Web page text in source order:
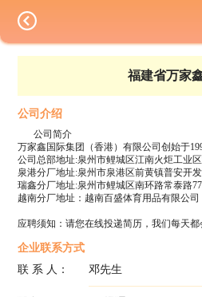
福建省万家
公司介绍
公司简介
万家鑫国际集团（香港）有限公司创始于1995年，是一家专门从事于集成品鞋及鞋底研发、生产和销售的大型鞋业制造企业。总部坐落于美丽的东亚文化之都——福建泉州。在万家鑫集团总部的带领下，公司逐渐走向规模化、智能化；旗下现有6家全资子公司：万家鑫（福建）皮塑鞋材有限公司、福
公司总部地址:泉州市鲤城区江南火炬工业
泉港分厂地址:泉州市泉港区前黄镇普安开发区
瑞鑫分厂地址:泉州市鲤城区南环路常泰路777
越南分厂地址：越南百盛体育用品有限公司
应聘须知：请您在线投递简历，我们每天都会对所有投递的简历进
企业联系方式
联 系 人：
邓先生